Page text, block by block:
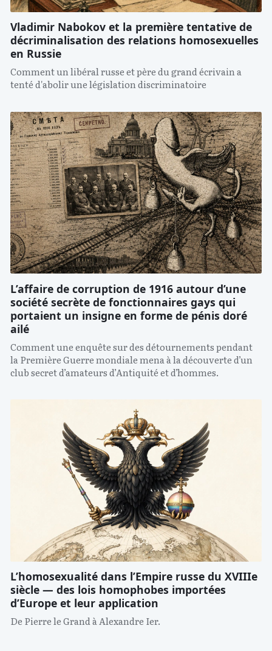
Vladimir Nabokov et la première tentative de
décriminalisation des relations homosexuelles
en Russie
Comment un libéral russe et père du grand écrivain a
tenté d'abolir une législation discriminatoire
L’affaire de corruption de 1916 autour d’une
société secrète de fonctionnaires gays qui
portaient un insigne en forme de pénis doré
ailé
Comment une enquête sur des détournements pendant
la Première Guerre mondiale mena à la découverte d’un
club secret d’amateurs d’Antiquité et d’hommes.
L’homosexualité dans l’Empire russe du XVIIIe
siècle — des lois homophobes importées
d’Europe et leur application
De Pierre le Grand à Alexandre Ier.